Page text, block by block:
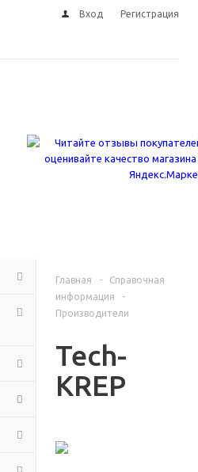
Вход Регистрация
Главная -
Справочная
информация
-
Производители
Tech-
KREP